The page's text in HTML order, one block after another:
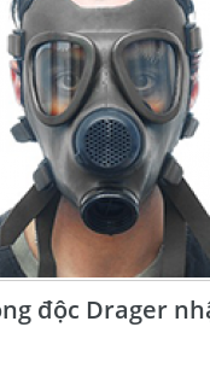
độc Drager